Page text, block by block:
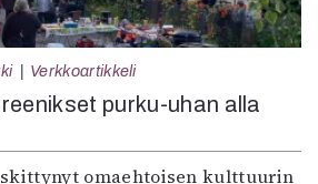
Verkkoartikkeli
purku-uhan alla
omaehtoisen kulttuurin